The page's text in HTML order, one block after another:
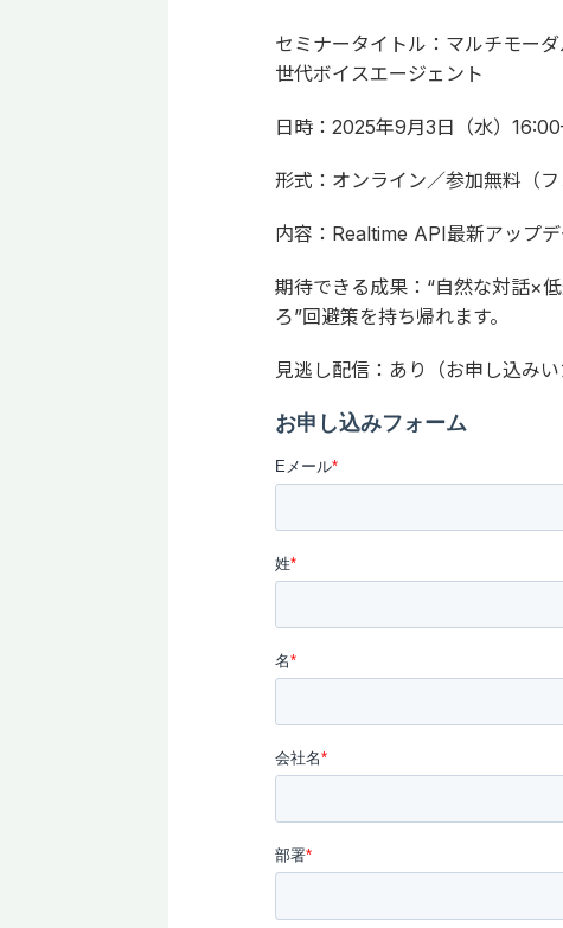
セミナータイトル：マルチモー
世代ボイスエージェント
日時：2025年9月3日（水）
形式：オンライン／参加無料（フ
内容：Realtime API最新アップ
期待できる成果：“自然な対話×
ろ”回避策を持ち帰れます。
見逃し配信：あり（お申し込み